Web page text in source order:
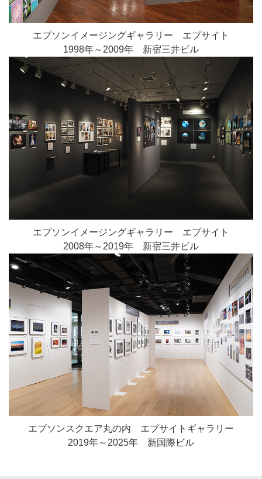
エプソンイメージングギャラリー エプサイト
1998年～2009年 新宿三井ビル
エプソンイメージングギャラリー エプサイト
2008年～2019年 新宿三井ビル
エプソンスクエア丸の内 エプサイトギャラリー
2019年～2025年 新国際ビル